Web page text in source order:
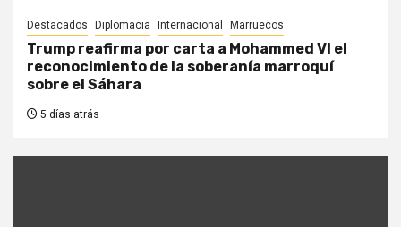
Destacados Diplomacia Internacional Marruecos
Trump reafirma por carta a Mohammed VI el
reconocimiento de la soberanía marroquí
sobre el Sáhara
5 días atrás